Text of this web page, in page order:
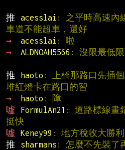
推
acesslai : 之平時高速內
車道不能超車，還好
→
acesslai : 啦
→
ALDNOAH5566 : 沒限最低
推
haoto : 上橋那路口先插
堆紅燈卡在路口的智
→
haoto : 障
噓
FormulAn21 : 道路標線畫
挺快
噓
Keney99 : 地方稅收大勝利
推
sharmans : 怎麼不先裝了